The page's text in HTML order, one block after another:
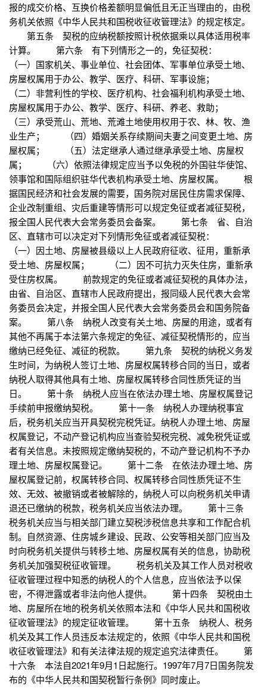
报的成交价格、互换价格差额明显偏低且无正当理由的，由税
务机关依照《中华人民共和国税收征收管理法》的规定核定。
第五条 契税的应纳税额按照计税依据乘以具体适用税率
计算。 第六条 有下列情形之一的，免征契税：
（一）国家机关、事业单位、社会团体、军事单位承受土地、
房屋权属用于办公、教学、医疗、科研、军事设施；
（二）非营利性的学校、医疗机构、社会福利机构承受土地、
房屋权属用于办公、教学、医疗、科研、养老、救助；
（三）承受荒山、荒地、荒滩土地使用权用于农、林、牧、渔
业生产； （四）婚姻关系存续期间夫妻之间变更土地、房
屋权属； （五）法定继承人通过继承承受土地、房屋权
属； （六）依照法律规定应当予以免税的外国驻华使馆、
领事馆和国际组织驻华代表机构承受土地、房屋权属。 根
据国民经济和社会发展的需要，国务院对居民住房需求保障、
企业改制重组、灾后重建等情形可以规定免征或者减征契税，
报全国人民代表大会常务委员会备案。 第七条 省、自治
区、直辖市可以决定对下列情形免征或者减征契税：
（一）因土地、房屋被县级以上人民政府征收、征用，重新承
受土地、房屋权属； （二）因不可抗力灭失住房，重新承
受住房权属。 前款规定的免征或者减征契税的具体办法，
由省、自治区、直辖市人民政府提出，报同级人民代表大会常
务委员会决定，并报全国人民代表大会常务委员会和国务院备
案。 第八条 纳税人改变有关土地、房屋的用途，或者有
其他不再属于本法第六条规定的免征、减征契税情形的，应当
缴纳已经免征、减征的税款。 第九条 契税的纳税义务发
生时间，为纳税人签订土地、房屋权属转移合同的当日，或者
纳税人取得其他具有土地、房屋权属转移合同性质凭证的当
日。 第十条 纳税人应当在依法办理土地、房屋权属登记
手续前申报缴纳契税。 第十一条 纳税人办理纳税事宜
后，税务机关应当开具契税完税凭证。纳税人办理土地、房屋
权属登记，不动产登记机构应当查验契税完税、减免税凭证或
者有关信息。未按照规定缴纳契税的，不动产登记机构不予办
理土地、房屋权属登记。 第十二条 在依法办理土地、房
屋权属登记前，权属转移合同、权属转移合同性质凭证不生
效、无效、被撤销或者被解除的，纳税人可以向税务机关申请
退还已缴纳的税款，税务机关应当依法办理。 第十三条
税务机关应当与相关部门建立契税涉税信息共享和工作配合机
制。自然资源、住房城乡建设、民政、公安等相关部门应当及
时向税务机关提供与转移土地、房屋权属有关的信息，协助税
务机关加强契税征收管理。 税务机关及其工作人员对税收
征收管理过程中知悉的纳税人的个人信息，应当依法予以保
密，不得泄露或者非法向他人提供。 第十四条 契税由土
地、房屋所在地的税务机关依照本法和《中华人民共和国税收
征收管理法》的规定征收管理。 第十五条 纳税人、税务
机关及其工作人员违反本法规定的，依照《中华人民共和国税
收征收管理法》和有关法律法规的规定追究法律责任。 第
十六条 本法自2021年9月1日起施行。1997年7月7日国务院发
布的《中华人民共和国契税暂行条例》同时废止。